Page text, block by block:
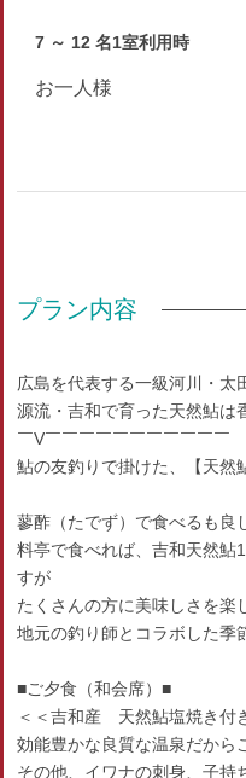
部屋種別
トイレ/洗浄機付トイレ
7 ～ 12 名1室利用時
お一人様
プラン内容
広島を代表する一級河川・太
源流・吉和で育った天然鮎は
￣V￣￣￣￣￣￣￣￣￣￣￣
鮎の友釣りで掛けた、【天然
蓼酢（たでず）で食べるも
料亭で食べれば、吉和天然鮎
すが
たくさんの方に美味しさを楽
地元の釣り師とコラボした季
■ご夕食（和会席）■
＜＜吉和産 天然鮎塩焼き付
効能豊かな良質な温泉だから
その他、イワナの刺身、子持